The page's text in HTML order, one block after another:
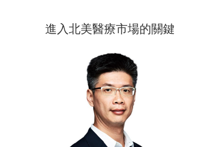
進入北美醫療市場的關鍵